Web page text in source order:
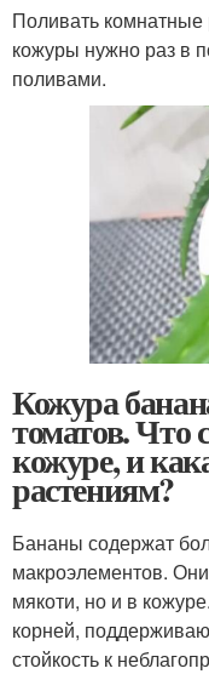
Поливать комнатные
кожуры нужно раз в
поливами.
Кожура
томатов. Что
кожуре, и
растениям?
Бананы содержат
макроэлементов.
мякоти, но и в
корней,
стойкость к